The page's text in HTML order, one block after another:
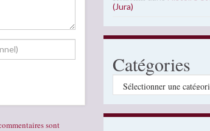
sont
(Jura)
Catégories
Catégories